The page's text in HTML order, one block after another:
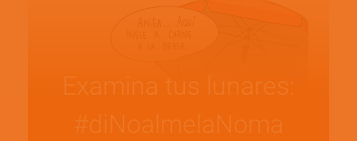
Examina tus lunares:
#diNoalmelaNoma